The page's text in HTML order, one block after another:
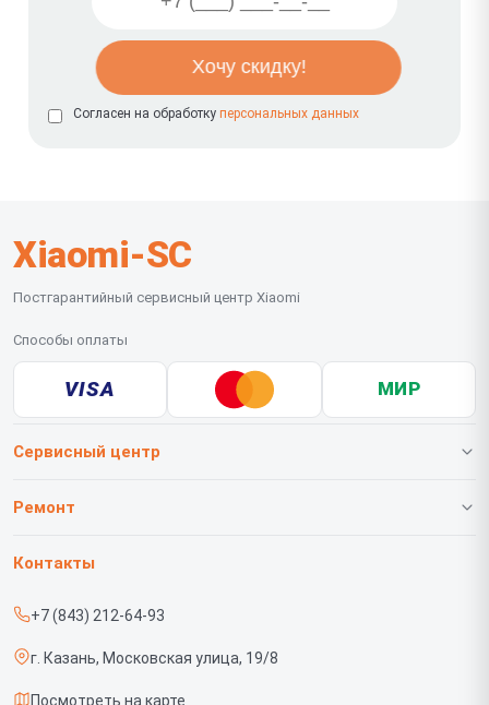
Согласен на обработку персональных данных
Xiaomi-SC
Постгарантийный сервисный центр Xiaomi
Способы оплаты
VISA МИР
Сервисный центр
О нашем сервисе
Срочный ремонт
Доставка и способы оплаты
Ремонт
Телефонов
Контакты
+7 (843) 212-64-93
г. Казань, Московская улица, 19/8
Посмотреть на карте